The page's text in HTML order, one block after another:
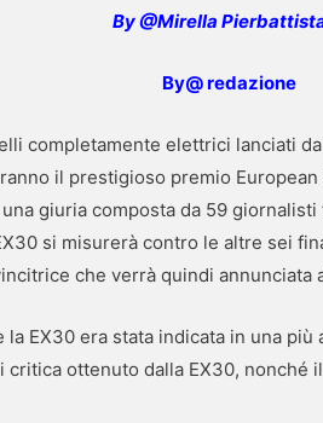
By @Mirella
By@ redazione
completamente elettrici lanciati
il prestigioso premio European
giuria composta da 59
si misurerà contro le altre sei
che verrà quindi annunciata
EX30 era stata indicata in una più
ottenuto dalla EX30,